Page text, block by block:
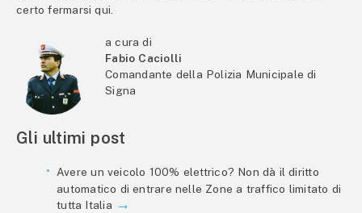
certo fermarsi qui.
a cura di
Fabio Caciolli
Comandante della Polizia Municipale di
Signa
Gli ultimi post
Avere un veicolo 100% elettrico? Non dà il diritto
automatico di entrare nelle Zone a traffico limitato di
tutta Italia